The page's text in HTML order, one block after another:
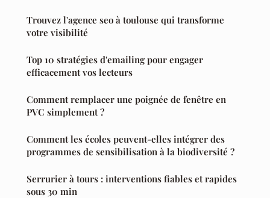
Trouvez l'agence seo à toulouse qui transforme
votre visibilité
Top 10 stratégies d'emailing pour engager
efficacement vos lecteurs
Comment remplacer une poignée de fenêtre en
PVC simplement ?
Comment les écoles peuvent-elles intégrer des
programmes de sensibilisation à la biodiversité ?
Serrurier à tours : interventions fiables et rapides
sous 30 min